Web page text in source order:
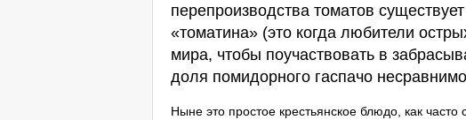
перепроизводства томатов
«томатина» (это когда любители
мира, чтобы поучаствовать в
доля помидорного гаспачо
Ныне это простое крестьянское блюдо, как часто